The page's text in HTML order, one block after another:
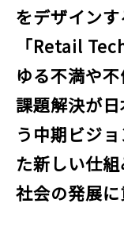
をデザインす
「Retail
ゆる不満や不
課題解決が
う中期ビジョ
た新しい仕
社会の発展に